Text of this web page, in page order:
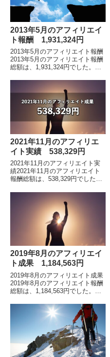
2013年5月のアフィリエイ
ト報酬 1,931,324円
2013年5月のアフィリエイト報酬
2013年5月のアフィリエイト報酬
総額は、1,931,324円でした。拡
移グラフです。今年に入って200
万円前後を推移しています。これ
ま...
2021年11月のアフィリエ
イト実績 538,329円
2021年11月のアフィリエイト実
績2021年11月のアフィリエイト
報酬総額は、538,329円でした。
ォトップ管理画面のフォーマット
が変わりました。アフィリエイト
2019年8月のアフィリエイ
ト成果 1,184,563円
2019年8月のアフィリエイト成果
2019年8月のアフィリエイト報酬
総額は、1,184,563円でした。
ォトップ管理画面のフォーマット
が変わりました。アフィリエイト